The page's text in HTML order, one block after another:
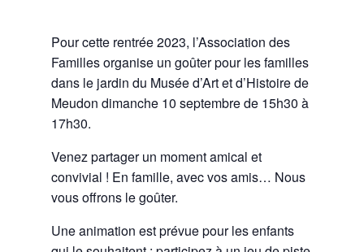
Pour cette rentrée 2023, l’Association des
Familles organise un goûter pour les familles
dans le jardin du Musée d’Art et d’Histoire de
Meudon dimanche 10 septembre de 15h30 à
17h30.
Venez partager un moment amical et
convivial ! En famille, avec vos amis… Nous
vous offrons le goûter.
Une animation est prévue pour les enfants